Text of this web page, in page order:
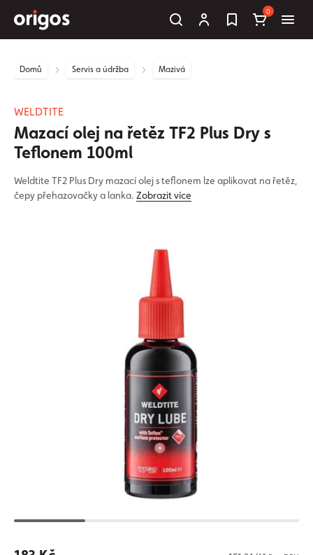
0
Domů Servis a údržba Mazivá
WELDTITE
Mazací olej na řetěz TF2 Plus Dry s
Teflonem 100ml
Weldtite TF2 Plus Dry mazací olej s teflonem lze aplikovat na řetěz,
čepy přehazovačky a lanka. Zobrazit více